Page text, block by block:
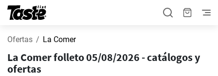
Ofertas La Comer
La Comer folleto 05/08/2026 - catálogos y
ofertas